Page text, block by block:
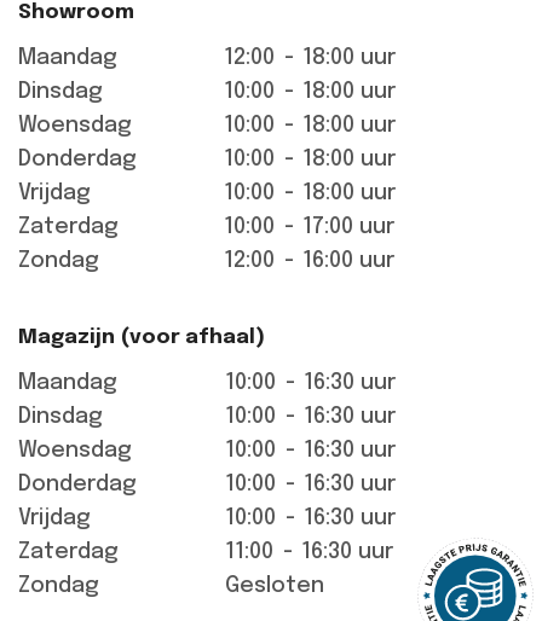
Showroom
Maandag 12:00 - 18:00 uur
Dinsdag
10:00 - 18:00 uur
Woensdag
10:00 - 18:00 uur
Donderdag
10:00 - 18:00 uur
Vrijdag
10:00 - 18:00 uur
Zaterdag
10:00 - 17:00 uur
Zondag
12:00 - 16:00 uur
Magazijn (voor afhaal)
Maandag 10:00 - 16:30 uur
Dinsdag
10:00 - 16:30 uur
Woensdag
10:00 - 16:30 uur
Donderdag
10:00 - 16:30 uur
Vrijdag
10:00 - 16:30 uur
Zaterdag
11:00 - 16:30 uur
Zondag
Gesloten